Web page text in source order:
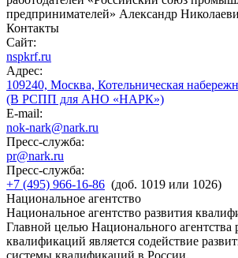
предпринимателей» Александр
Контакты
Сайт:
nspkrf.ru
Адрес:
109240, Москва, Котельническая
(В РСПП для АНО «НАРК»)
E-mail:
nok-nark@nark.ru
Пресс-служба:
pr@nark.ru
Пресс-служба:
+7 (495) 966-16-86 (доб. 1019 или 1026)
Национальное агентство
Национальное агентство развития
Главной целью Национального агентства
квалификаций является содействие
системы квалификаций в России.